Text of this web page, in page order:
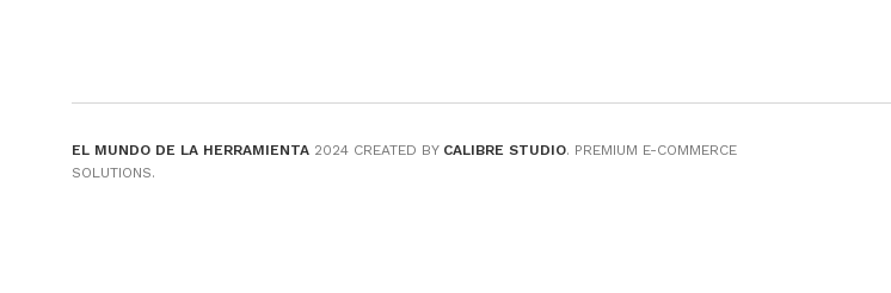
EL MUNDO DE LA HERRAMIENTA 2024 CREATED BY CALIBRE STUDIO. PREMIUM E-COMMERCE
SOLUTIONS.